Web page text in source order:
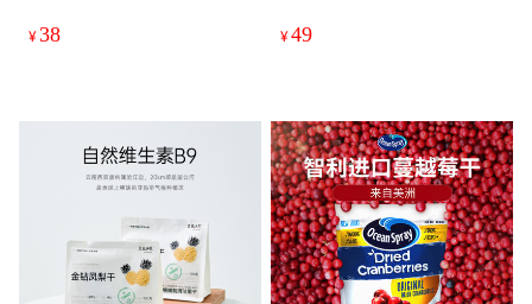
身 澳芝曼绵羊脂滋润维E霜2
¥38
享音乐 无线自在
¥49